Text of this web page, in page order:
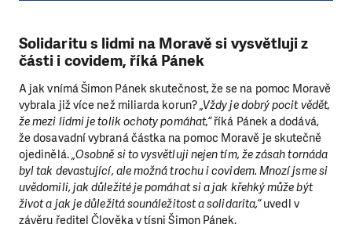
Solidaritu s lidmi na Moravě si vysvětluji z
části i covidem, říká Pánek
A jak vnímá Šimon Pánek skutečnost, že se na pomoc Moravě
vybrala již více než miliarda korun?„Vždy je dobrý pocit vědět,
že mezi lidmi je tolik ochoty pomáhat,“říká Pánek a dodává,
že dosavadní vybraná částka na pomoc Moravě je skutečně
ojedinělá.„Osobně si to vysvětluji nejen tím, že zásah tornáda
byl tak devastující, ale možná trochu i covidem. Mnozí jsme si
uvědomili, jak důležité je pomáhat si a jak křehký může být
život a jak je důležitá sounáležitost a solidarita,“uvedl v
závěru ředitel Člověka v tísni Šimon Pánek.